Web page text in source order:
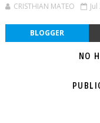
CRISTHIAN MATEO
BLOGGER
NO